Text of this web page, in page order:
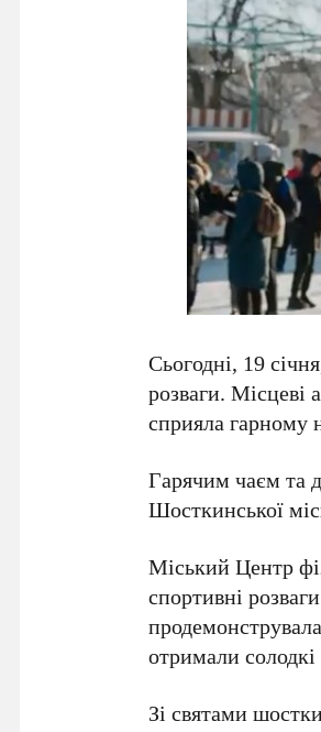
Сьогодні, 19
розваги. Місцеві
сприяла гарному
Гарячим чаєм та
Шосткинської
Міський Центр
спортивні
отримали
Зі святами